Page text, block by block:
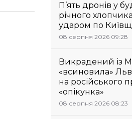
П’ять дронів у
річного
ударом по
08 серпня 2026 09:28
Викрадений із
«всиновила»
на російського
«опікунка»
08 серпня 2026 08:23